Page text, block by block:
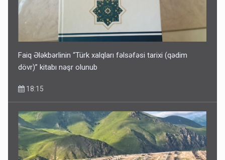
Faiq Ələkbərlinin “Türk xalqları fəlsəfəsi tarixi (qədim
dövr)” kitabı nəşr olunub
18:15